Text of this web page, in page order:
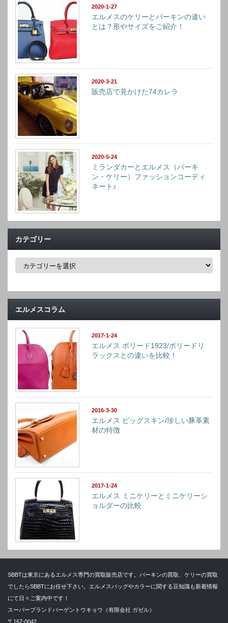
2020-1-27
エルメスのケリーとバーキンの違い
とは？形やサイズをご紹介！
2020-3-21
販売店で見かけた74カレラ
2020-5-24
ミランダカーとエルメス（バーキ
ン・ケリー）ファッションコーディ
ネート♪
カテゴリー
カ
ー
エルメスコラム
2017-1-24
エルメス ボリード1923/ボリードリ
ラックスとの違いを比較！
2016-3-30
エルメス ピッグスキン/珍しい豚革素
材の特徴
2017-1-24
エルメス ミニケリーとミニケリーシ
ョルダーの比較
SBBTは東京にあるエルメス専門の買取販売店です。バーキンの買取、ケリーの買取
でしたらSBBTにお任せ下さい。エルメスバッグやカラーに関する豆知識も新着情報
にて日々ご案内中です！
スーパーブランドバーゲントウキョウ（有限会社 ガゼル）
〒167-0042